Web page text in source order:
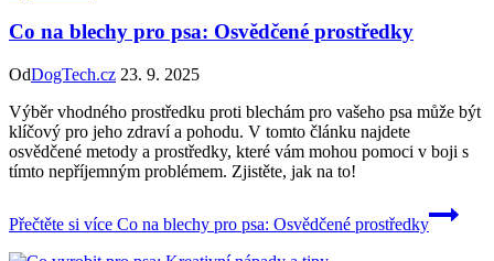
Co na blechy pro psa: Osvědčené prostředky
OdDogTech.cz 23. 9. 2025
Výběr vhodného prostředku proti blechám pro vašeho psa může být
klíčový pro jeho zdraví a pohodu. V tomto článku najdete
osvědčené metody a prostředky, které vám mohou pomoci v boji s
tímto nepříjemným problémem. Zjistěte, jak na to!
Přečtěte si více Co na blechy pro psa: Osvědčené prostředky